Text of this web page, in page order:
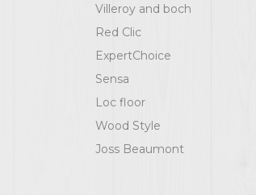
Villeroy and boch
Red Clic
ExpertChoice
Sensa
Loc floor
Wood Style
Joss Beaumont